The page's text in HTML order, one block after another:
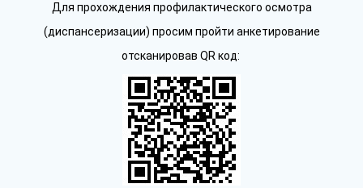
Для прохождения профилактического осмотра
(диспансеризации) просим пройти анкетирование
отсканировав QR код: